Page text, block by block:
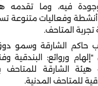
فيه، وما تقدمه
وفعاليات متنوعة
تجربة المتاحف.
حاكم الشارقة وسمو
وروائع: البندقية
هيئة الشارقة للمتاحف
للمتاحف المدنية.